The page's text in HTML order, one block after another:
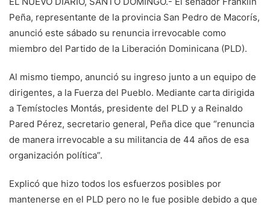
Peña, representante de la provincia San Pedro de Macorís,
anunció este sábado su renuncia irrevocable como
miembro del Partido de la Liberación Dominicana (PLD).
Al mismo tiempo, anunció su ingreso junto a un equipo de
dirigentes, a la Fuerza del Pueblo. Mediante carta dirigida
a Temístocles Montás, presidente del PLD y a Reinaldo
Pared Pérez, secretario general, Peña dice que “renuncia
de manera irrevocable a su militancia de 44 años de esa
organización política”.
Explicó que hizo todos los esfuerzos posibles por
mantenerse en el PLD pero no le fue posible debido a que